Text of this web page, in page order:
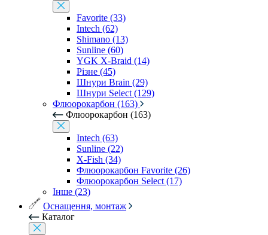
Favorite (33)
Intech (62)
Shimano (13)
Sunline (60)
YGK X-Braid (14)
Різне (45)
Шнури Brain (29)
Шнури Select (129)
Флюорокарбон (163)
Флюорокарбон (163)
Intech (63)
Sunline (22)
X-Fish (34)
Флюорокарбон Favorite (26)
Флюорокарбон Select (17)
Інше (23)
Оснащення, монтаж
Каталог